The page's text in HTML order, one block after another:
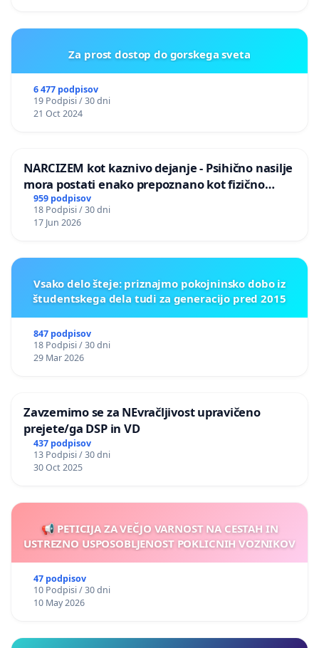
Za prost dostop do gorskega sveta
6 477 podpisov
19 Podpisi / 30 dni
21 Oct 2024
NARCIZEM kot kaznivo dejanje - Psihično nasilje
mora postati enako prepoznano kot fizično
nasilje
959 podpisov
18 Podpisi / 30 dni
17 Jun 2026
Vsako delo šteje: priznajmo pokojninsko dobo iz
študentskega dela tudi za generacijo pred 2015
847 podpisov
18 Podpisi / 30 dni
29 Mar 2026
Zavzemimo se za NEvračljivost upravičeno
prejete/ga DSP in VD
437 podpisov
13 Podpisi / 30 dni
30 Oct 2025
📢 PETICIJA ZA VEČJO VARNOST NA CESTAH IN
USTREZNO USPOSOBLJENOST POKLICNIH VOZNIKOV
47 podpisov
10 Podpisi / 30 dni
10 May 2026